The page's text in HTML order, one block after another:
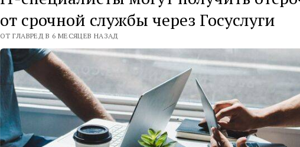
от срочной службы через Госуслуги
ОТ ГЛАВРЕД В 6 МЕСЯЦЕВ НАЗАД